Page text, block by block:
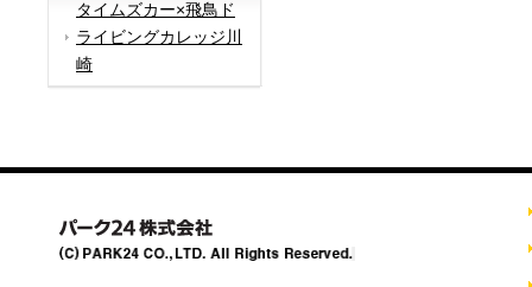
タイムズカー×飛鳥ド
ライビングカレッジ川
崎